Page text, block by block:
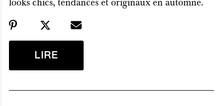
looks chics, tendances et originaux en automne.
LIRE